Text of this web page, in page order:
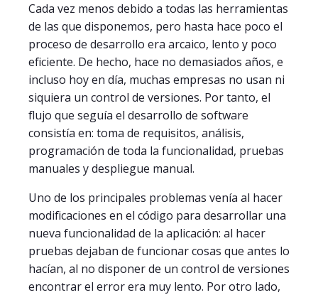
Cada vez menos debido a todas las herramientas
de las que disponemos, pero hasta hace poco el
proceso de desarrollo era arcaico, lento y poco
eficiente. De hecho, hace no demasiados años, e
incluso hoy en día, muchas empresas no usan ni
siquiera un control de versiones. Por tanto, el
flujo que seguía el desarrollo de software
consistía en: toma de requisitos, análisis,
programación de toda la funcionalidad, pruebas
manuales y despliegue manual.
Uno de los principales problemas venía al hacer
modificaciones en el código para desarrollar una
nueva funcionalidad de la aplicación: al hacer
pruebas dejaban de funcionar cosas que antes lo
hacían, al no disponer de un control de versiones
encontrar el error era muy lento. Por otro lado,